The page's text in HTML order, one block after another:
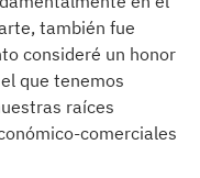
también fue
consideré un honor
que tenemos
raíces
comerciales